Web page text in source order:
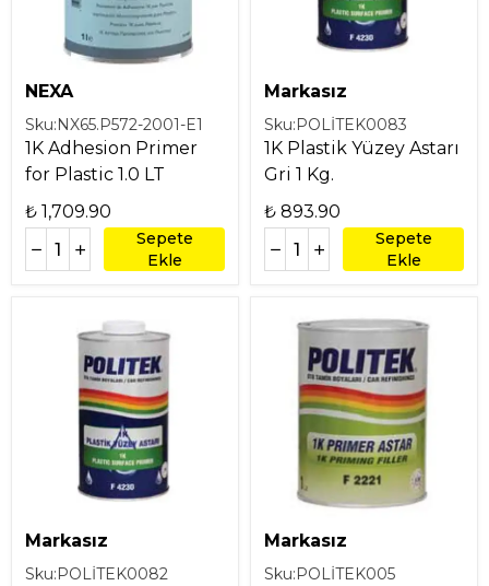
NEXA
Sku:NX65.P572-2001-E1
1K Adhesion Primer
for Plastic 1.0 LT
₺ 1,709.90
Sepete
Ekle
Markasız
Sku:POLİTEK0083
1K Plastik Yüzey Astarı
Gri 1 Kg.
₺ 893.90
Sepete
Ekle
Markasız
Sku:POLİTEK0082
Markasız
Sku:POLİTEK005